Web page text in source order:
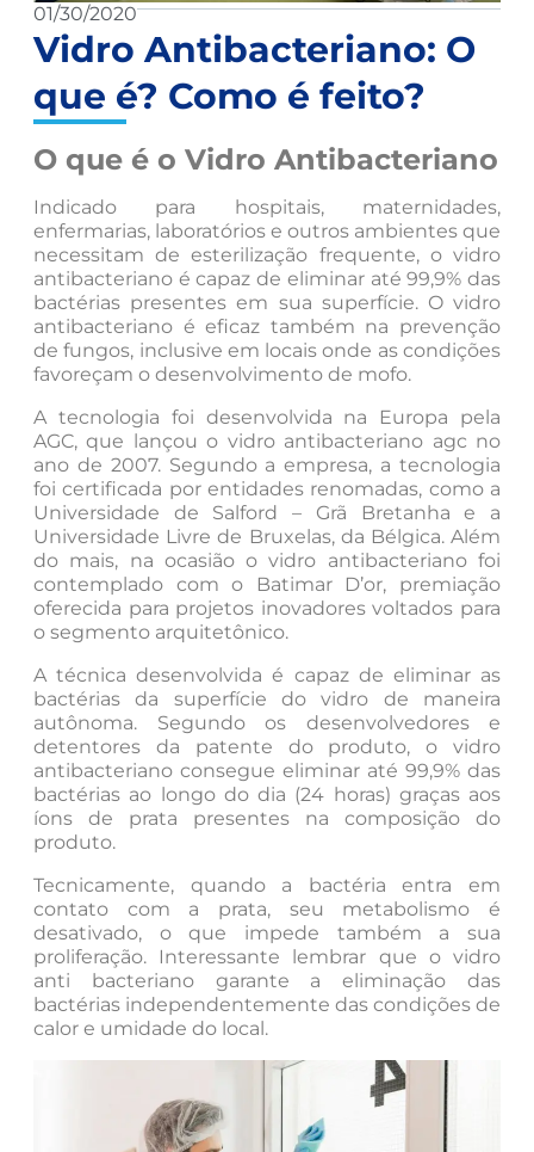
01/30/2020
Vidro Antibacteriano: O
que é? Como é feito?
O que é o Vidro Antibacteriano
Indicado para hospitais, maternidades,
enfermarias, laboratórios e outros ambientes que
necessitam de esterilização frequente, o vidro
antibacteriano é capaz de eliminar até 99,9% das
bactérias presentes em sua superfície. O vidro
antibacteriano é eficaz também na prevenção
de fungos, inclusive em locais onde as condições
favoreçam o desenvolvimento de mofo.
A tecnologia foi desenvolvida na Europa pela
AGC, que lançou o vidro antibacteriano agc no
ano de 2007. Segundo a empresa, a tecnologia
foi certificada por entidades renomadas, como a
Universidade de Salford – Grã Bretanha e a
Universidade Livre de Bruxelas, da Bélgica. Além
do mais, na ocasião o vidro antibacteriano foi
contemplado com o Batimar D’or, premiação
oferecida para projetos inovadores voltados para
o segmento arquitetônico.
A técnica desenvolvida é capaz de eliminar as
bactérias da superfície do vidro de maneira
autônoma. Segundo os desenvolvedores e
detentores da patente do produto, o vidro
antibacteriano consegue eliminar até 99,9% das
bactérias ao longo do dia (24 horas) graças aos
íons de prata presentes na composição do
produto.
Tecnicamente, quando a bactéria entra em
contato com a prata, seu metabolismo é
desativado, o que impede também a sua
proliferação. Interessante lembrar que o vidro
anti bacteriano garante a eliminação das
bactérias independentemente das condições de
calor e umidade do local.